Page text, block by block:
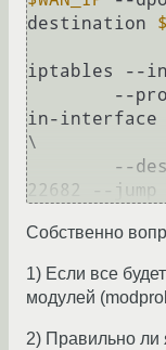
destination
iptables --
in-interface
\
Собственно
1) Если все
модулей
2) Правильно ли